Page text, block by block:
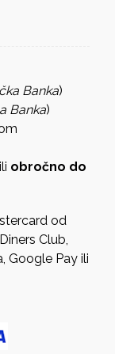
Banka)
Banka)
obročno do
od
Club,
Google Pay ili